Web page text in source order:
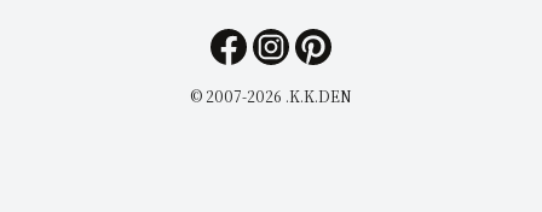
© 2007-2026 .K.K.DEN